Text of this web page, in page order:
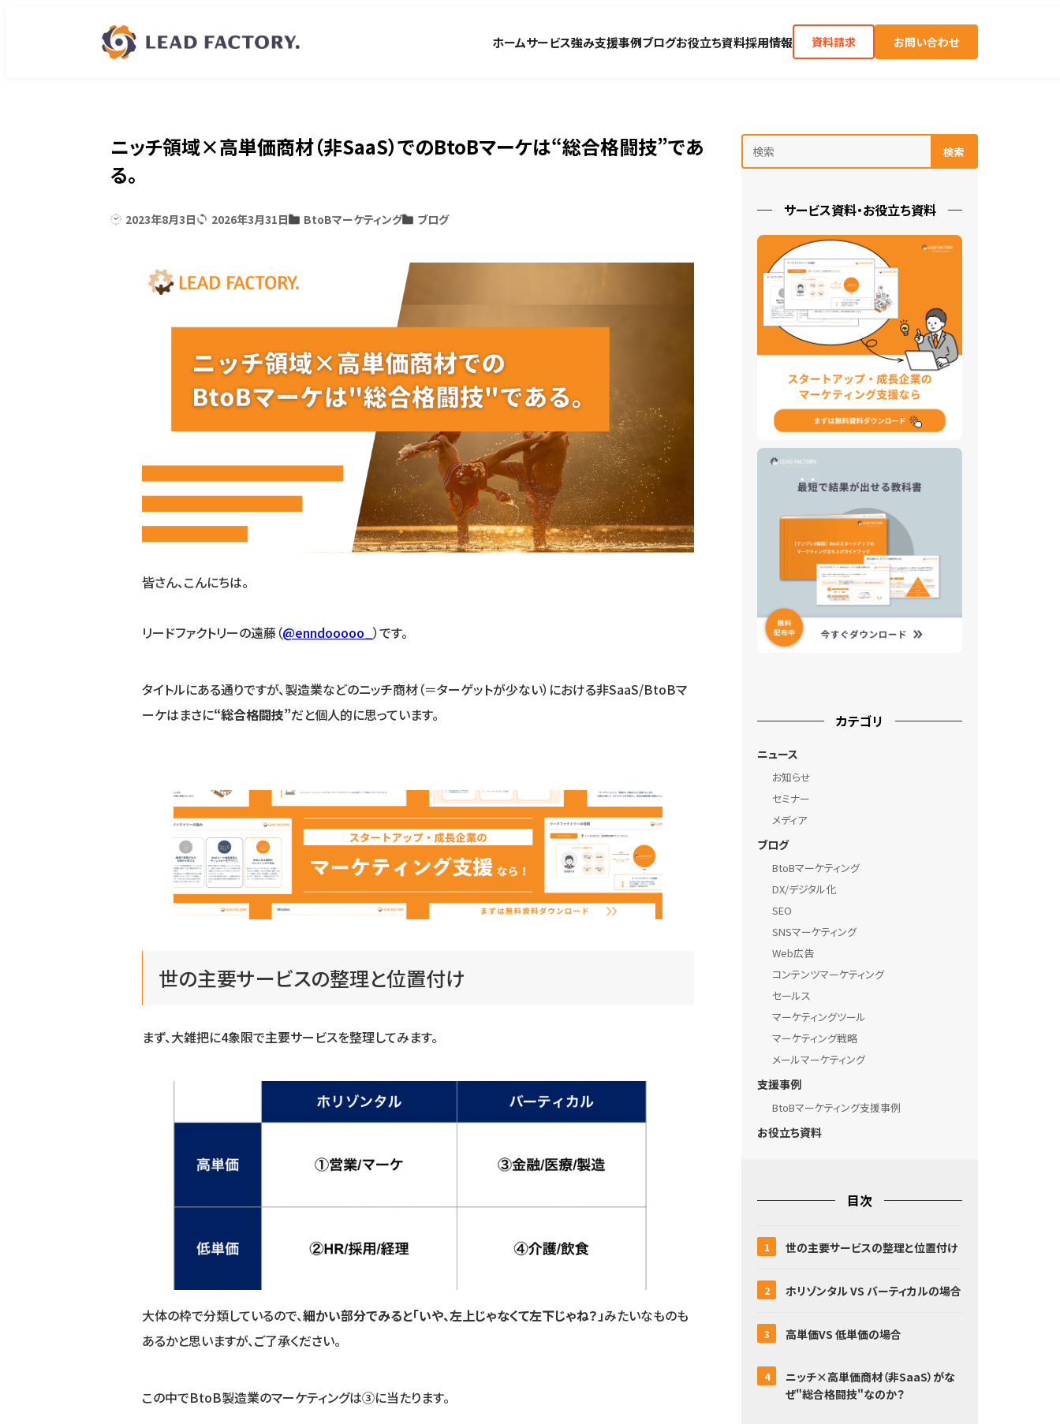
ホームサービス強み支援事例ブログお役立ち資料採用情報 資料請求 お問い合わせ
ニッチ領域×高単価商材（非SaaS）でのBtoBマーケは“総合格闘技”であ
る。
2023年8月3日 2026年3月31日 BtoBマーケティング ブログ
皆さん、こんにちは。
リードファクトリーの遠藤（@enndooooo_ ）です。
タイトルにある通りですが、製造業などのニッチ商材（＝ターゲットが少ない）における非SaaS/BtoBマ
ーケはまさに“総合格闘技”だと個人的に思っています。
世の主要サービスの整理と位置付け
まず、大雑把に4象限で主要サービスを整理してみます。
大体の枠で分類しているので、細かい部分でみると「いや、左上じゃなくて左下じゃね？」みたいなものも
あるかと思いますが、ご了承ください。
この中でBtoB製造業のマーケティングは③に当たります。
検索
サービス資料・お役立ち資料
カテゴリ
ニュース
お知らせ
セミナー
メディア
ブログ
BtoBマーケティング
DX/デジタル化
SEO
SNSマーケティング
Web広告
コンテンツマーケティング
セールス
マーケティングツール
マーケティング戦略
メールマーケティング
支援事例
BtoBマーケティング支援事例
お役立ち資料
目次
世の主要サービスの整理と位置付け
ホリゾンタル VS バーティカルの場合
高単価VS 低単価の場合
ニッチ×高単価商材（非SaaS）がな
ぜ"総合格闘技"なのか？